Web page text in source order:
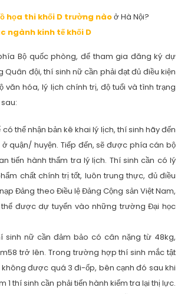
họa thi khối D trường nàoở Hà Nội?
ngành kinh tế khối D
Bộ quốc phòng, để tham gia đăng ký dự
đội, thí sinh nữ cần phải đạt đủ điều kiện
văn hóa, lý lịch chính trị, độ tuổi và tình trạng
có thể nhận bản kê khai lý lịch, thí sinh hãy đến
quận/ huyện. Tiếp đến, sẽ được phía cán bộ
tiến hành thẩm tra lý lịch. Thí sinh cần có lý
chất chính trị tốt, luôn trung thực, đủ điều
Đảng theo Điều lệ Đảng Cộng sản Việt Nam,
được dự tuyển vào những trường Đại học
sinh nữ cần đảm bảo có cân nặng từ 48kg,
trở lên. Trong trường hợp thí sinh mắc tật
không được quá 3 đi-ốp, bên cạnh đó sau khi
1 thí sinh cần phải tiến hành kiểm tra lại thị lực.